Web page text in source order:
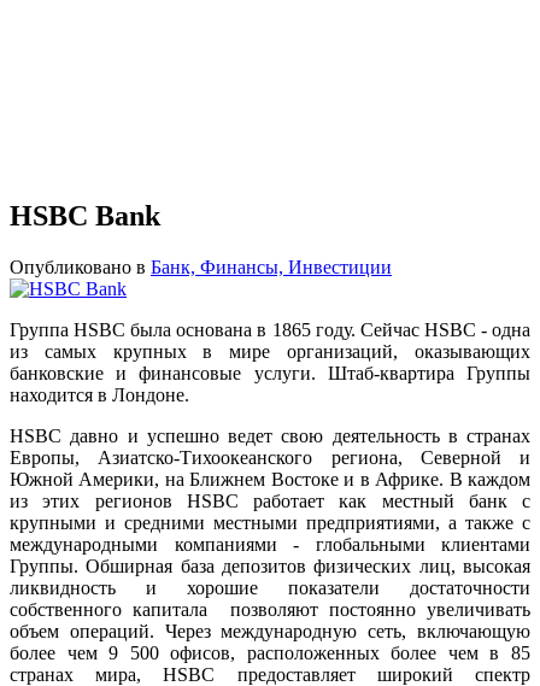
HSBC Bank
Опубликовано в Банк, Финансы, Инвестиции
Группа HSBC была основана в 1865 году. Сейчас HSBC - одна
из самых крупных в мире организаций, оказывающих
банковские и финансовые услуги. Штаб-квартира Группы
находится в Лондоне.
HSBC давно и успешно ведет свою деятельность в странах
Европы, Азиатско-Тихоокеанского региона, Северной и
Южной Америки, на Ближнем Востоке и в Африке. В каждом
из этих регионов HSBC работает как местный банк с
крупными и средними местными предприятиями, а также с
международными компаниями - глобальными клиентами
Группы. Обширная база депозитов физических лиц, высокая
ликвидность и хорошие показатели достаточности
собственного капитала позволяют постоянно увеличивать
объем операций. Через международную сеть, включающую
более чем 9 500 офисов, расположенных более чем в 85
странах мира, HSBC предоставляет широкий спектр